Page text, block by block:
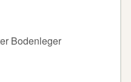
Bodenleger